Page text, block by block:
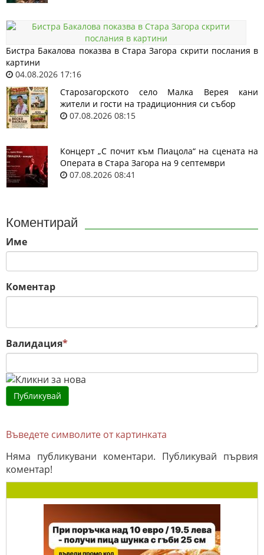
Бистра Бакалова показва в Стара Загора скрити послания в
картини
04.08.2026 17:16
Старозагорското село Малка Верея кани
жители и гости на традиционния си събор
07.08.2026 08:15
Концерт „С почит към Пиацола“ на сцената на
Операта в Стара Загора на 9 септември
07.08.2026 08:41
Коментирай
Име
Коментар
Валидация*
Въведете символите от картинката
Няма публикувани коментари. Публикувай първия
коментар!